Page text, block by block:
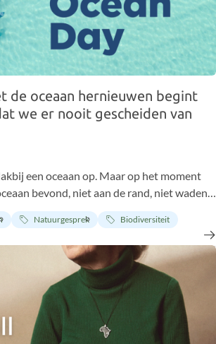
de oceaan hernieuwen begint
we er nooit gescheiden van
een oceaan op. Maar op het moment
bevond, niet aan de rand, niet wadend,
in, veranderde er iets. Niets dramatisch.
herkenning. Alsof ik me iets herinnerde
ik het vergeten was. Dat is het bijzondere
niet als een kennismaking. Het voelt als
probeer ik te begrijpen waarom.
Natuurgesprek Biodiversiteit